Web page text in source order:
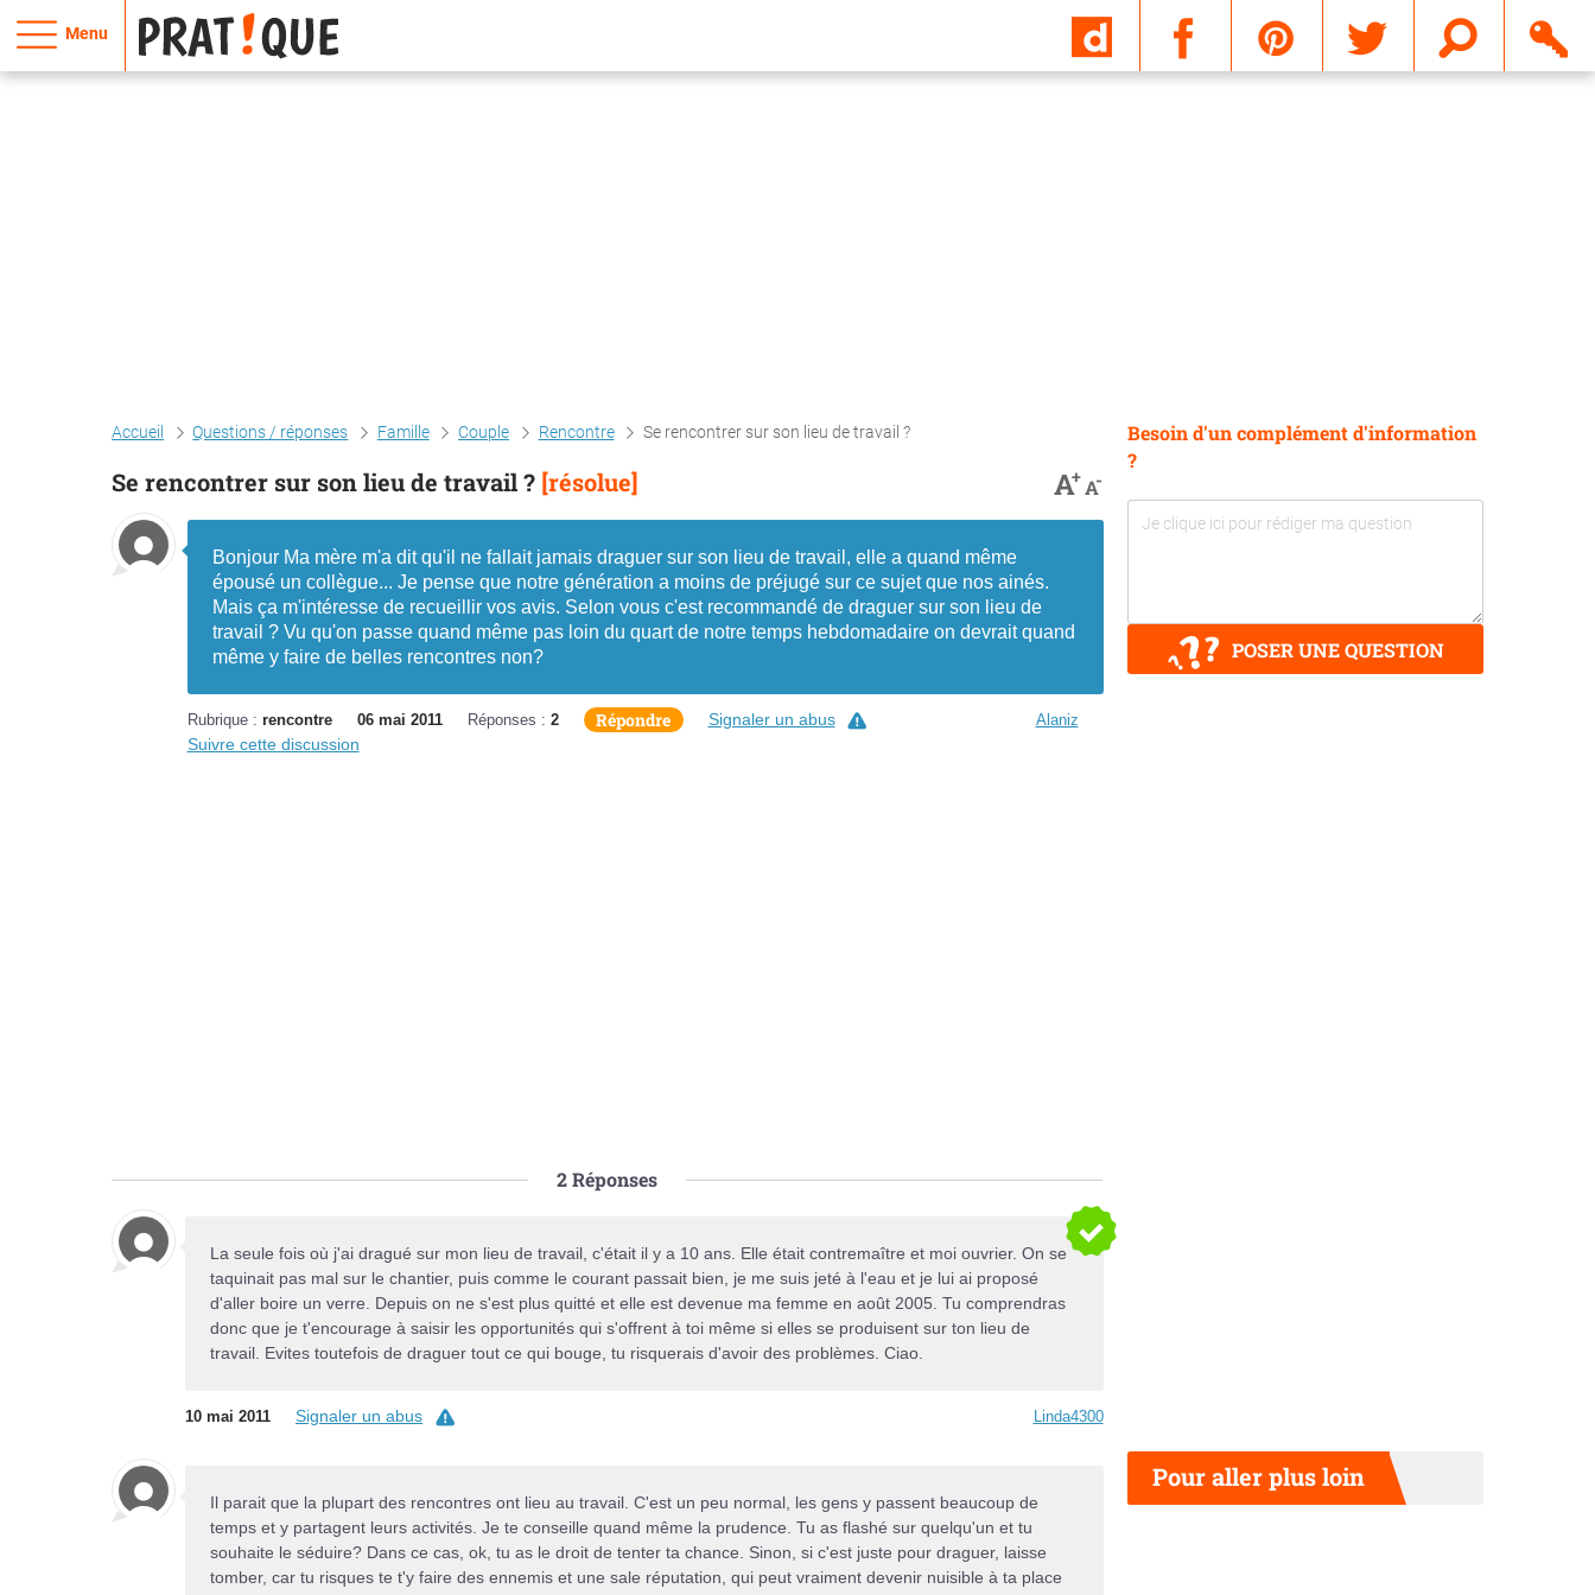
Menu
Accueil Questions / réponses Famille Couple Rencontre Se rencontrer sur son lieu de travail ?
Se rencontrer sur son lieu de travail ? [résolue] A+A-
Bonjour Ma mère m'a dit qu'il ne fallait jamais draguer sur son lieu de travail, elle a quand même
épousé un collègue... Je pense que notre génération a moins de préjugé sur ce sujet que nos ainés.
Mais ça m'intéresse de recueillir vos avis. Selon vous c'est recommandé de draguer sur son lieu de
travail ? Vu qu'on passe quand même pas loin du quart de notre temps hebdomadaire on devrait quand
même y faire de belles rencontres non?
Rubrique : rencontre 06 mai 2011 Réponses : 2 Répondre Alaniz
Signaler un abus
Suivre cette discussion
2Réponses
La seule fois où j'ai dragué sur mon lieu de travail, c'était il y a 10 ans. Elle était contremaître et moi ouvrier. On se
taquinait pas mal sur le chantier, puis comme le courant passait bien, je me suis jeté à l'eau et je lui ai proposé
d'aller boire un verre. Depuis on ne s'est plus quitté et elle est devenue ma femme en août 2005. Tu comprendras
donc que je t'encourage à saisir les opportunités qui s'offrent à toi même si elles se produisent sur ton lieu de
travail. Evites toutefois de draguer tout ce qui bouge, tu risquerais d'avoir des problèmes. Ciao.
10 mai 2011 Signaler un abus Linda4300
Il parait que la plupart des rencontres ont lieu au travail. C'est un peu normal, les gens y passent beaucoup de
temps et y partagent leurs activités. Je te conseille quand même la prudence. Tu as flashé sur quelqu'un et tu
souhaite le séduire? Dans ce cas, ok, tu as le droit de tenter ta chance. Sinon, si c'est juste pour draguer, laisse
tomber, car tu risques te t'y faire des ennemis et une sale réputation, qui peut vraiment devenir nuisible à ta place
Besoin d'un complément d'information
?
POSER UNE QUESTION
Pour aller plus loin